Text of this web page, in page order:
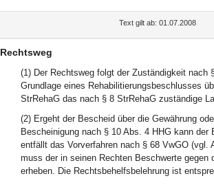
Text gilt ab: 01.07.2008
Rechtsweg
(1) Der Rechtsweg folgt der Zuständigkeit nach
Grundlage eines Rehabilitierungsbeschlusses
StrRehaG das nach § 8 StrRehaG zuständige
(2) Ergeht der Bescheid über die Gewährung
Bescheinigung nach § 10 Abs. 4 HHG kann
entfällt das Vorverfahren nach § 68 VwGO (vgl.
muss der in seinen Rechten Beschwerte
erheben. Die Rechtsbehelfsbelehrung ist